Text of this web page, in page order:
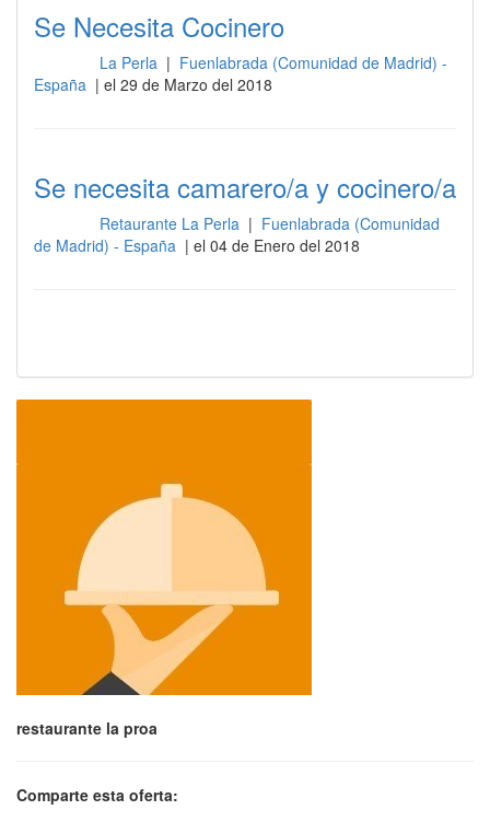
Se Necesita Cocinero
La Perla | Fuenlabrada (Comunidad de Madrid) -
España | el 29 de Marzo del 2018
Se necesita camarero/a y cocinero/a
Retaurante La Perla | Fuenlabrada (Comunidad
de Madrid) - España | el 04 de Enero del 2018
restaurante la proa
Comparte esta oferta: